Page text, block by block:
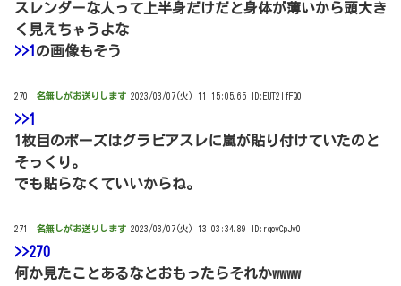
スレンダーな人って上半身だけだと身体が薄いから頭大き
く見えちゃうよな
>>1 の画像もそう
270: 名無しがお送りします 2023/03/07(火) 11:15:05.65 ID:EUT2lfFQ0
>>1
1枚目のポーズはグラビアスレに嵐が貼り付けていたのと
そっくり。
でも貼らなくていいからね。
271: 名無しがお送りします 2023/03/07(火) 13:03:34.89 ID:rqovCpJv0
>>270
何か見たことあるなとおもったらそれかwwww